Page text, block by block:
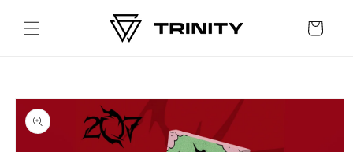
content
Cart
Skip to
product
information